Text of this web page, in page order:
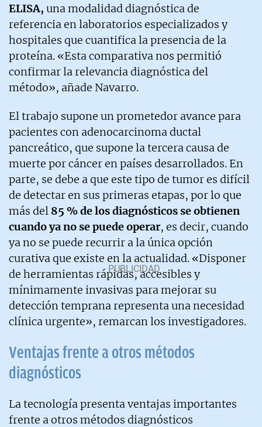
ELISA, una modalidad diagnóstica de
referencia en laboratorios especializados y
hospitales que cuantifica la presencia de la
proteína. «Esta comparativa nos permitió
confirmar la relevancia diagnóstica del
método», añade Navarro.
El trabajo supone un prometedor avance para
pacientes con adenocarcinoma ductal
pancreático, que supone la tercera causa de
muerte por cáncer en países desarrollados. En
parte, se debe a que este tipo de tumor es difícil
de detectar en sus primeras etapas, por lo que
más del 85 % de los diagnósticos se obtienen
cuando ya no se puede operar, es decir, cuando
ya no se puede recurrir a la única opción
curativa que existe en la actualidad. «Disponer
de herramientas rápidas, accesibles y
mínimamente invasivas para mejorar su
detección temprana representa una necesidad
clínica urgente», remarcan los investigadores.
Ventajas frente a otros métodos
diagnósticos
La tecnología presenta ventajas importantes
frente a otros métodos diagnósticos